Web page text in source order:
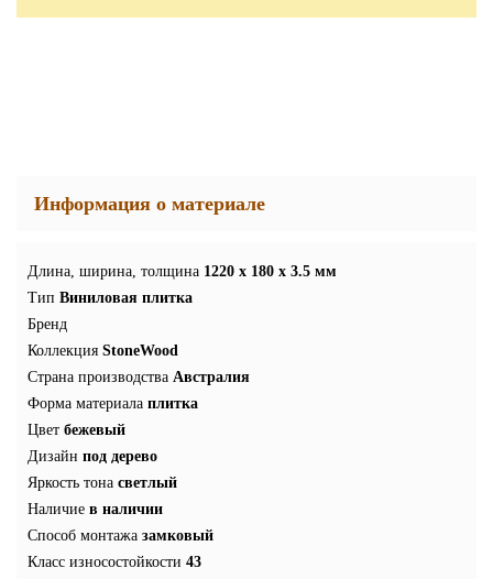
Информация о материале
Длина, ширина, толщина 1220 x 180 x 3.5 мм
Тип Виниловая плитка
Бренд
Коллекция StoneWood
Страна производства Австралия
Форма материала плитка
Цвет бежевый
Дизайн под дерево
Яркость тона светлый
Наличие в наличии
Способ монтажа замковый
Класс износостойкости 43